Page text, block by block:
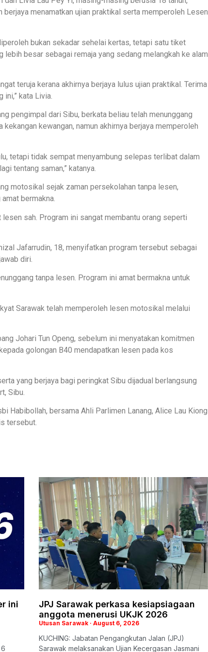
menamatkan ujian praktikal serta memperoleh Lesen
bukan sekadar sehelai kertas, tetapi satu tiket
lebih besar sebagai remaja yang sedang melangkah ke alam
teruja kerana akhirnya berjaya lulus ujian praktikal. Terima
ini,” kata Livia.
pengimpal dari Sibu, berkata beliau telah menunggang
kewangan, namun akhirnya berjaya memperoleh
tetapi tidak sempat menyambung selepas terlibat dalam
tentang saman,” katanya.
motosikal sejak zaman persekolahan tanpa lesen,
bermakna.
lesen sah. Program ini sangat membantu orang seperti
Jafarrudin, 18, menyifatkan program tersebut sebagai
diri.
tanpa lesen. Program ini amat bermakna untuk
Sarawak telah memperoleh lesen motosikal melalui
Johari Tun Openg, sebelum ini menyatakan komitmen
golongan B40 mendapatkan lesen pada kos
yang berjaya bagi peringkat Sibu dijadual berlangsung
Sibu.
Habibollah, bersama Ahli Parlimen Lanang, Alice Lau Kiong
tersebut.
ini
JPJ Sarawak perkasa kesiapsiagaan
anggota menerusi UKJK 2026
Utusan Sarawak August 6, 2026
KUCHING: Jabatan Pengangkutan Jalan (JPJ)
Sarawak melaksanakan Ujian Kecergasan Jasmani